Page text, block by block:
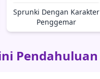
Sprunki Dengan Karakter
Penggemar
Pendahuluan